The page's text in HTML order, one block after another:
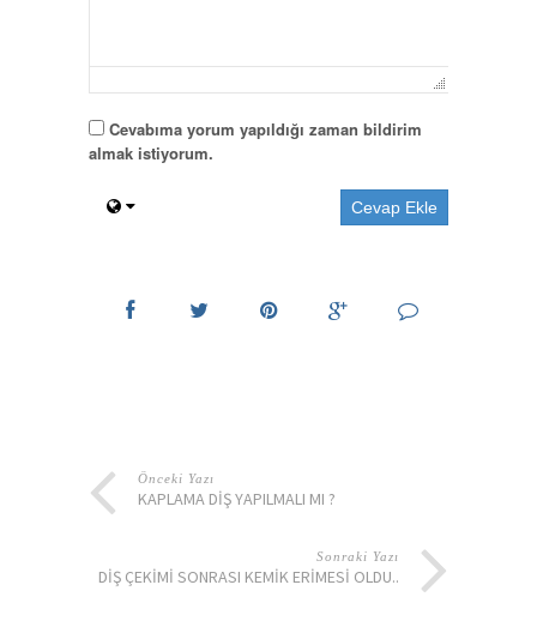
Cevabıma yorum yapıldığı zaman bildirim
almak istiyorum.
Önceki Yazı
KAPLAMA DIŞ YAPILMALI MI ?
Sonraki Yazı
DIŞ ÇEKIMI SONRASI KEMIK ERIMESI OLDU..